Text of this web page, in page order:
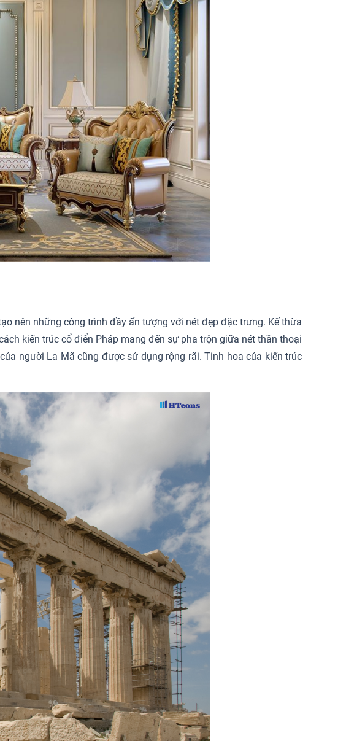
nên những công trình đầy ấn tượng với nét đẹp đặc trưng. Kế thừa
kiến trúc cổ điển Pháp mang đến sự pha trộn giữa nét thần thoại
người La Mã cũng được sử dụng rộng rãi. Tinh hoa của kiến trúc